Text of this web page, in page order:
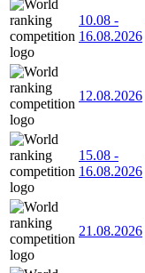
10.08 -
16.08.2026
12.08.2026
15.08 -
16.08.2026
21.08.2026